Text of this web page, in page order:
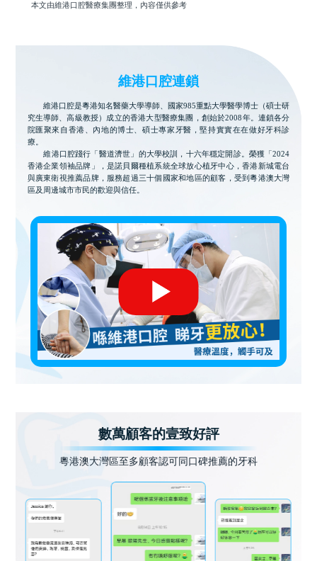
本文由維港口腔醫療集團整理，內容僅供參考
維港口腔連鎖
維港口腔是粵港知名醫藥大學導師、國家985重點大學醫學博士（碩士研
究生導師、高級教授）成立的香港大型醫療集團，創始於2008年。連鎖各分
院匯聚來自香港、內地的博士、碩士專家牙醫，堅持實實在在做好牙科診
療。
維港口腔踐行「醫道濟世」的大學校訓，十六年穩定開診。榮獲「2024
香港企業領袖品牌」，是諾貝爾種植系統全球放心植牙中心，香港新城電台
與廣東衛視推薦品牌，服務超過三十個國家和地區的顧客，受到粵港澳大灣
區及周邊城市市民的歡迎與信任。
數萬顧客的壹致好評
粵港澳大灣區至多顧客認可同口碑推薦的牙科